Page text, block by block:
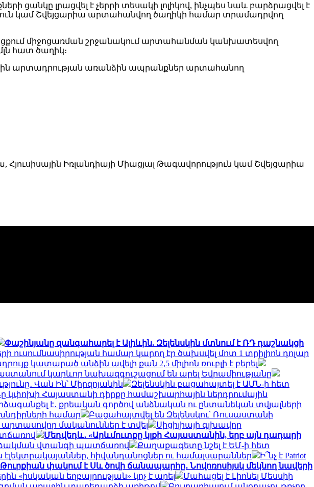
ցանկը լրացվել է չերրի տեսակի լոլիկով, ինչպես նաև բարձրացվել է
կամ Շվեյցարիա արտահանվող ծաղիկի համար տրամադրվող
միջոցառման շրջանակում արտահանման կանխատեսվող
հատ ծաղիկ։
արտադրության առանձին ապրանքներ արտահանող
Իռլանդիայի Միացյալ Թագավորություն կամ Շվեյցարիա
Փաշինյանը զանգահարել է Ալիևին. Զելենսկին մտնում է ՌԴ դաշնակցի
ուսումնասիրության համար կարող էր ծախսվել մոտ 1 տրիլիոն դոլար
կատարած անձին ավելի քան 2,5 միլիոն ռուբլի է բերել
կարևոր նախազգուշացում են արել Եվրամիությանը
Վան Ին՝ Միրզոյանին
Զելենսկին բացահայտել է ԱՄՆ-ի հետ
ը կփոխի Հայաստանի դիրքը համաշխարհային ներդրումային
է․ քրեական գործով անձնական ու ընտանեկան տվյալների
համար
Բացահայտվել են Զելենսկու՝ Ռուսաստանի
արտասովոր մականուններ է տվել
Սիցիլիայի գլխավոր
Մեդվեդև․ «Արևմուտքը կլքի Հայաստանին, երբ այն դադարի
վտանգի պատճառով
Քաղաքագետը նշել է ԵՄ-ի հետ
էլեկտրակայաններ, հիվանդանոցներ ու համալսարաններ
Ի՞նչ է Patriot
Թուրքիան փակում է Սև ծովի ճանապարհը․ Նովոռոսիյսկ մեկնող նավերի
եղբայրության» կոչ է արել
Մահացել է Լիոնել Մեսսիի